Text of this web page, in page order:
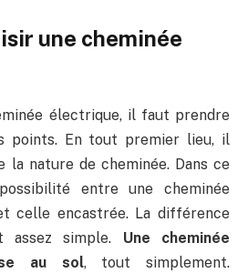
une cheminée
électrique, il faut prendre
points. En tout premier lieu, il
nature de cheminée. Dans ce
entre une cheminée
celle encastrée. La différence
simple. Une cheminée
au sol, tout simplement.